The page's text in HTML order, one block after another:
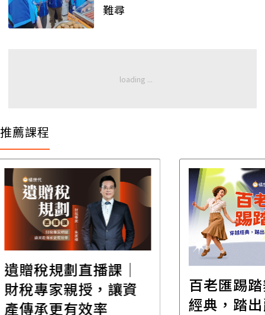
難尋
推薦課程
百老匯踢踏舞｜穿越
經典，踏出爵士黃金
高
場